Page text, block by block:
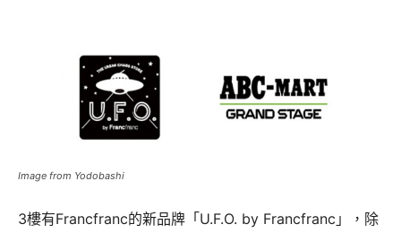
Image from Yodobashi
3樓有Francfranc的新品牌「U.F.O. by Francfranc」，除